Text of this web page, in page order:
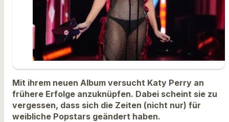
Mit ihrem neuen Album versucht Katy Perry an
frühere Erfolge anzuknüpfen. Dabei scheint sie zu
vergessen, dass sich die Zeiten (nicht nur) für
weibliche Popstars geändert haben.